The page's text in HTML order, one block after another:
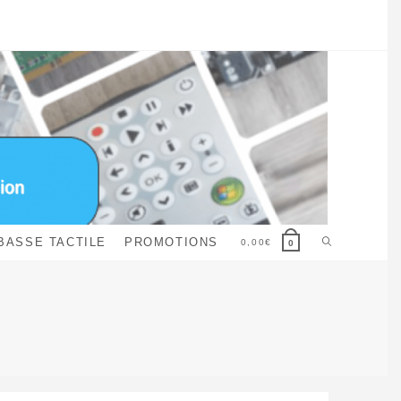
TACTILE PROMOTIONS 0,00€ 0 Toggle